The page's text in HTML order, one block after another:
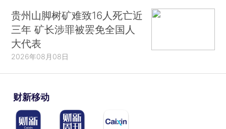
贵州山脚树矿难致16人死亡近
三年 矿长涉罪被罢免全国人
大代表
2026年08月08日
财新移动